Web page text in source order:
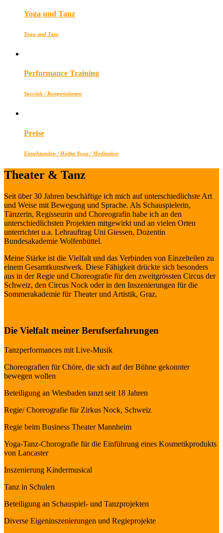
Yoga und Tanz
Yoga und Tanz
Performance Training
Specials / Kooperationen
Preise
Einzelstunden / Hatha Yoga / Meditation
Theater & Tanz
Seit über 30 Jahren beschäftige ich mich auf unterschiedlichste Art
und Weise mit Bewegung und Sprache. Als Schauspielerin,
Tänzerin, Regisseurin und Choreografin habe ich an den
unterschiedlichsten Projekten mitgewirkt und an vielen Orten
unterrichtet u.a. Lehrauftrag Uni Giessen, Dozentin
Bundesakademie Wolfenbüttel.
Meine Stärke ist die Vielfalt und das Verbinden von Einzelteilen zu
einem Gesamtkunstwerk. Diese Fähigkeit drückte sich besonders
aus in der Regie und Choreografie für den zweitgrössten Circus der
Schweiz, den Circus Nock oder in den Inszenierungen für die
Sommerakademie für Theater und Artistik, Graz.
Die Vielfalt meiner Berufserfahrungen
Tanzperformances mit Live-Musik
Choreografien für Chöre, die sich auf der Bühne gekonnter
bewegen wollen
Beteiligung an Wiesbaden tanzt seit 18 Jahren
Regie/ Choreografie für Zirkus Nock, Schweiz
Regie beim Business Theater Mannheim
Yoga-Tanz-Chorografie für die Einführung eines Kosmetikprodukts
von Lancaster
Inszenierung Kindermusical
Tanz in Schulen
Beteiligung an Schauspiel- und Tanzprojekten
Diverse Eigeninszenierungen und Regieprojekte